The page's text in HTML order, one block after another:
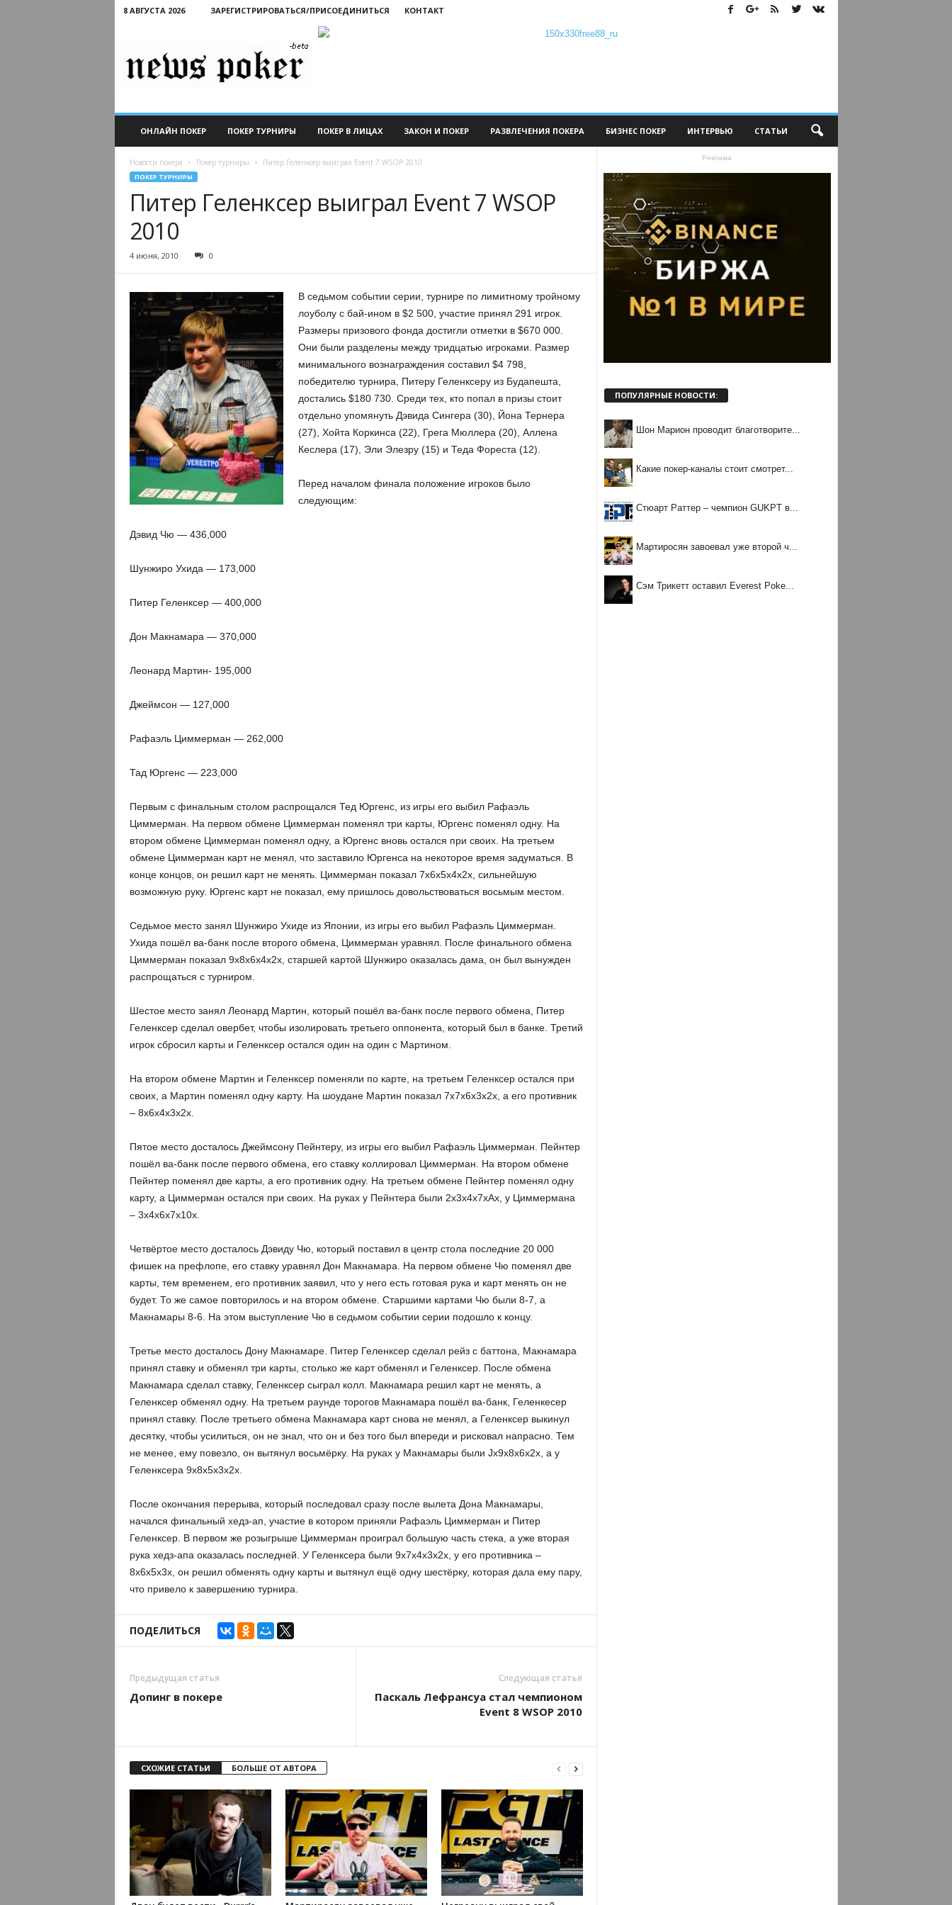
8 АВГУСТА 2026 ЗАРЕГИСТРИРОВАТЬСЯ/ПРИСОЕДИНИТЬСЯ КОНТАКТ
ОНЛАЙН ПОКЕР ПОКЕР ТУРНИРЫ ПОКЕР В ЛИЦАХ ЗАКОН И ПОКЕР РАЗВЛЕЧЕНИЯ ПОКЕРА БИЗНЕС ПОКЕР ИНТЕРВЬЮ СТАТЬИ
Новости покера Покер турниры Питер Геленксер выиграл Event 7 WSOP 2010
ПОКЕР ТУРНИРЫ
Питер Геленксер выиграл Event 7 WSOP
2010
4 июня, 2010 0
В седьмом событии серии, турнире по лимитному тройному
лоуболу с бай-ином в $2 500, участие принял 291 игрок.
Размеры призового фонда достигли отметки в $670 000.
Они были разделены между тридцатью игроками. Размер
минимального вознаграждения составил $4 798,
победителю турнира, Питеру Геленксеру из Будапешта,
достались $180 730. Среди тех, кто попал в призы стоит
отдельно упомянуть Дэвида Сингера (30), Йона Тернера
(27), Хойта Коркинса (22), Грега Мюллера (20), Аллена
Кеслера (17), Эли Элезру (15) и Теда Фореста (12).
Перед началом финала положение игроков было
следующим:
Дэвид Чю — 436,000
Шунжиро Ухида — 173,000
Питер Геленксер — 400,000
Дон Макнамара — 370,000
Леонард Мартин- 195,000
Джеймсон — 127,000
Рафаэль Циммерман — 262,000
Тад Юргенс — 223,000
Первым с финальным столом распрощался Тед Юргенс, из игры его выбил Рафаэль
Циммерман. На первом обмене Циммерман поменял три карты, Юргенс поменял одну. На
втором обмене Циммерман поменял одну, а Юргенс вновь остался при своих. На третьем
обмене Циммерман карт не менял, что заставило Юргенса на некоторое время задуматься. В
конце концов, он решил карт не менять. Циммерман показал 7х6х5х4х2х, сильнейшую
возможную руку. Юргенс карт не показал, ему пришлось довольствоваться восьмым местом.
Седьмое место занял Шунжиро Ухиде из Японии, из игры его выбил Рафаэль Циммерман.
Ухида пошёл ва-банк после второго обмена, Циммерман уравнял. После финального обмена
Циммерман показал 9х8х6х4х2х, старшей картой Шунжиро оказалась дама, он был вынужден
распрощаться с турниром.
Шестое место занял Леонард Мартин, который пошёл ва-банк после первого обмена, Питер
Геленксер сделал овербет, чтобы изолировать третьего оппонента, который был в банке. Третий
игрок сбросил карты и Геленксер остался один на один с Мартином.
На втором обмене Мартин и Геленксер поменяли по карте, на третьем Геленксер остался при
своих, а Мартин поменял одну карту. На шоудане Мартин показал 7х7х6х3х2х, а его противник
– 8х6х4х3х2х.
Пятое место досталось Джеймсону Пейнтеру, из игры его выбил Рафаэль Циммерман. Пейнтер
пошёл ва-банк после первого обмена, его ставку коллировал Циммерман. На втором обмене
Пейнтер поменял две карты, а его противник одну. На третьем обмене Пейнтер поменял одну
карту, а Циммерман остался при своих. На руках у Пейнтера были 2х3х4х7хАх, у Циммермана
– 3х4х6х7х10х.
Четвёртое место досталось Дэвиду Чю, который поставил в центр стола последние 20 000
фишек на префлопе, его ставку уравнял Дон Макнамара. На первом обмене Чю поменял две
карты, тем временем, его противник заявил, что у него есть готовая рука и карт менять он не
будет. То же самое повторилось и на втором обмене. Старшими картами Чю были 8-7, а
Макнамары 8-6. На этом выступление Чю в седьмом событии серии подошло к концу.
Третье место досталось Дону Макнамаре. Питер Геленксер сделал рейз с баттона, Макнамара
принял ставку и обменял три карты, столько же карт обменял и Геленксер. После обмена
Макнамара сделал ставку, Геленксер сыграл колл. Макнамара решил карт не менять, а
Геленксер обменял одну. На третьем раунде торогов Макнамара пошёл ва-банк, Геленкесер
принял ставку. После третьего обмена Макнамара карт снова не менял, а Геленксер выкинул
десятку, чтобы усилиться, он не знал, что он и без того был впереди и рисковал напрасно. Тем
не менее, ему повезло, он вытянул восьмёрку. На руках у Макнамары были Jx9x8x6x2x, а у
Геленксера 9х8х5х3х2х.
После окончания перерыва, который последовал сразу после вылета Дона Макнамары,
начался финальный хедз-ап, участие в котором приняли Рафаэль Циммерман и Питер
Геленксер. В первом же розыгрыше Циммерман проиграл большую часть стека, а уже вторая
рука хедз-апа оказалась последней. У Геленксера были 9х7х4х3х2х, у его противника –
8х6х5х3х, он решил обменять одну карты и вытянул ещё одну шестёрку, которая дала ему пару,
что привело к завершению турнира.
ПОДЕЛИТЬСЯ
Предыдущая статья
Допинг в покере
Следующая статья
Паскаль Лефрансуа стал чемпионом
Еvent 8 WSOP 2010
СХОЖИЕ СТАТЬИ БОЛЬШЕ ОТ АВТОРА
Реклама
ПОПУЛЯРНЫЕ НОВОСТИ:
Шон Марион проводит благотворите...
Какие покер-каналы стоит смотрет...
Стюарт Раттер – чемпион GUKPT в...
Мартиросян завоевал уже второй ч...
Сэм Трикетт оставил Everest Poke...